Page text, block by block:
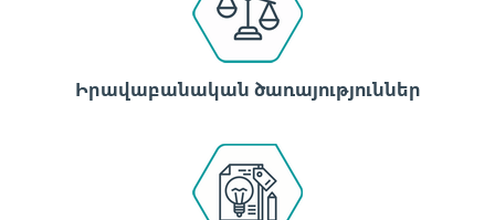
Իրավաբանական ծառայություններ